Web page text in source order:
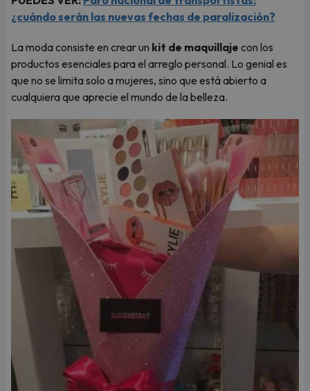
¿cuándo serán las nuevas fechas de paralización?
La moda consiste en crear un kit de maquillaje con los
productos esenciales para el arreglo personal. Lo genial es
que no se limita solo a mujeres, sino que está abierto a
cualquiera que aprecie el mundo de la belleza.